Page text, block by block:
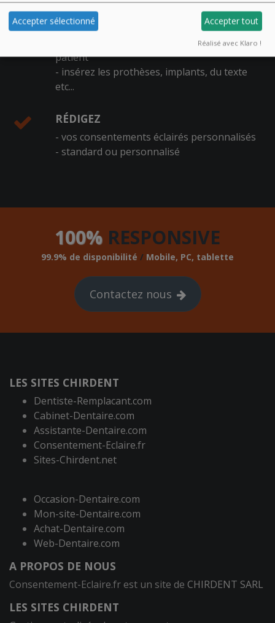
EXPLIQUEZ
- vos plans de traitements
- téléchargez la radio panoramique d'un
patient
- insérez les prothèses, implants, du texte
etc...
RÉDIGEZ
- vos consentements éclairés personnalisés
- standard ou personnalisé
100% RESPONSIVE
99.9% de disponibilité / Mobile, PC, tablette
Contactez nous
LES SITES CHIRDENT
Dentiste-Remplacant.com
Cabinet-Dentaire.com
Assistante-Dentaire.com
Consentement-Eclaire.fr
Sites-Chirdent.net
Occasion-Dentaire.com
Mon-site-Dentaire.com
Achat-Dentaire.com
Web-Dentaire.com
A PROPOS DE NOUS
Consentement-Eclaire.fr est un site de CHIRDENT SARL
LES SITES CHIRDENT
Accepter sélectionné Accepter tout
Réalisé avec Klaro !